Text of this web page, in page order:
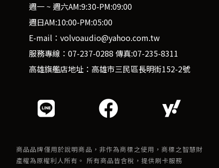
週一 ~ 週六AM:9:30-PM:09:00
週日AM:10:00-PM:05:00
E-mail：volvoaudio@yahoo.com.tw
服務專線：07-237-0288 傳真:07-235-8311
高雄旗艦店地址：高雄市三民區長明街152-2號
商品品牌僅用於說明商品，非作為商標之使用，商標之智慧財
產權為原權利人所有。 所有商品皆含稅，提供刷卡服務